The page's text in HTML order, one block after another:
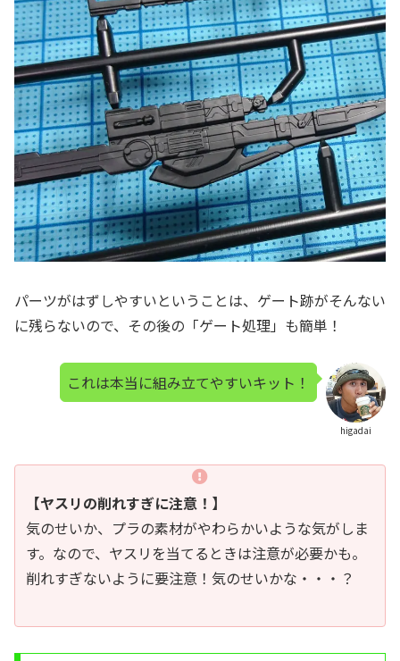
パーツがはずしやすいということは、ゲート跡がそんない
に残らないので、その後の「ゲート処理」も簡単！
higadai
これは本当に組み立てやすいキット！
【ヤスリの削れすぎに注意！】
気のせいか、プラの素材がやわらかいような気がしま
す。なので、ヤスリを当てるときは注意が必要かも。
削れすぎないように要注意！気のせいかな・・・？